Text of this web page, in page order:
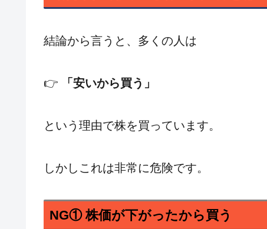
結論から言うと、多くの人は
👉 「安いから買う」
という理由で株を買っています。
しかしこれは非常に危険です。
NG① 株価が下がったから買う